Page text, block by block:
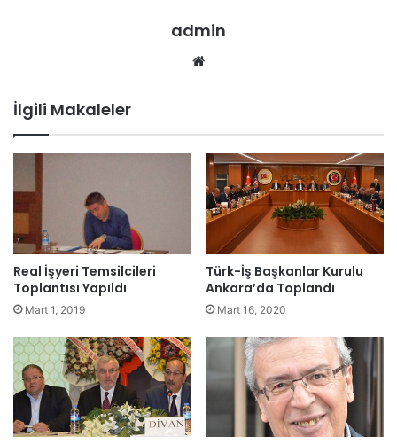
admin
İlgili Makaleler
Real İşyeri Temsilcileri
Toplantısı Yapıldı
Mart 1, 2019
Türk-İş Başkanlar Kurulu
Ankara’da Toplandı
Mart 16, 2020